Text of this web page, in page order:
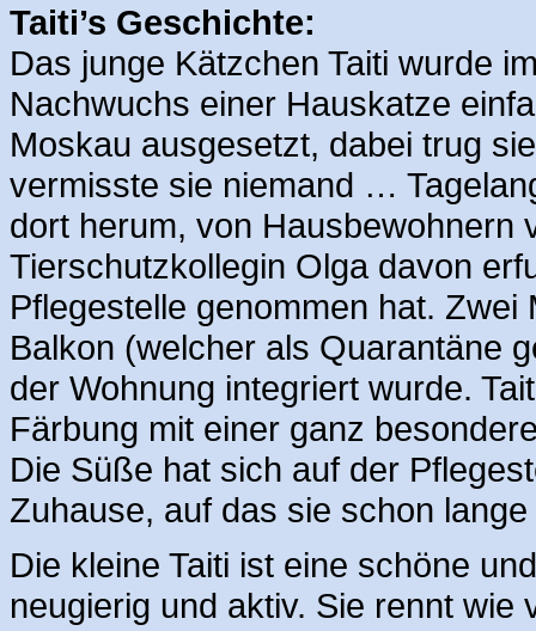
Taiti’s Geschichte:
Das junge Kätzchen Taiti wurde
Nachwuchs einer Hauskatze
Moskau ausgesetzt, dabei trug
vermisste sie niemand …
dort herum, von Hausbewohnern
Tierschutzkollegin Olga davon
Pflegestelle genommen hat.
Balkon (welcher als Quarantäne
der Wohnung integriert wurde.
Färbung mit einer ganz
Die Süße hat sich auf der
Zuhause, auf das sie schon
Die kleine Taiti ist eine schöne
neugierig und aktiv. Sie rennt